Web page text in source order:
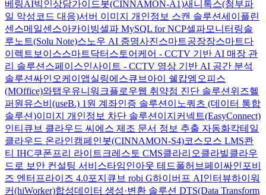
베링AI빅인상담가이드봇(CINNAMON-A1)새니톡스(첨부파
일 악성코드 대응)서버 이미지 개인정보 스캔 솔루션세이플린
센스메일센스아카이빙셀파 MySQL for NCP셀파모니터링솔
루노트(Solu Note)스노우 AI 증명사진스마트공장장스마트다
이렉트보이스스마트닥터 스토어케어 - CCTV 기반 AI 매장 관
리 솔루션 스페이스인사이트 - CCTV 영상 기반 AI 공간 분석
솔루션싸인오케이 앱실링에스큐브아이 쉘캅엠오피스
(MOffice)와탭우유니 워크플로우웹 취약점 진단 솔루션 위즈헬
퍼원 유스비(useB.) 1원 계좌인증 솔루션 이노쿼츠 (데이터 통합
솔루션)이미지 개인정보 차단 솔루션 이지커넥트(EasyConnect)
인티큐브 클라우드 씨에스 제조 문서 정보 추출 자동화칵테일
클라우드 온라인캠페인봇(CINNAMON-S4)코스모스 LMS콴
티 IHC쿠폰프리 라이트 크레스토 CMS클라리오클라빌클라우
드로 보안 컨설팅 서비스타임인아웃 테드폴허브페이싸인 포비
즈 엔터프라이즈 4.0포지큐브 robi G하이버프 AI인터뷰하이워
커(hiWorker)합성데이터 생성·변환 솔루션 DTS(Data Transform